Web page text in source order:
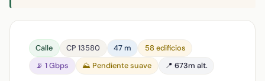
Calle CP 13580 47 m
58 edificios
📡 1 Gbps
⛰️ Pendiente suave 📍 673m alt.